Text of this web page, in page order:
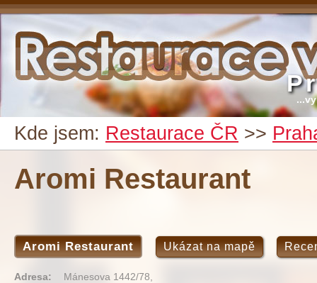
Kde jsem: Restaurace ČR >>
Aromi Restaurant
Aromi Restaurant Ukázat na mapě
Adresa:
Mánesova 1442/78,